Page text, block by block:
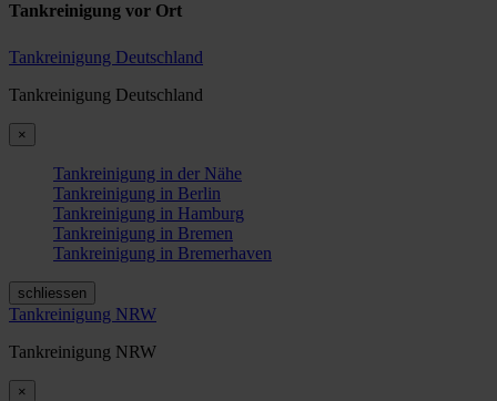
Tankreinigung vor Ort
Tankreinigung Deutschland
Tankreinigung Deutschland
×
Tankreinigung in der Nähe
Tankreinigung in Berlin
Tankreinigung in Hamburg
Tankreinigung in Bremen
Tankreinigung in Bremerhaven
schliessen
Tankreinigung NRW
Tankreinigung NRW
×